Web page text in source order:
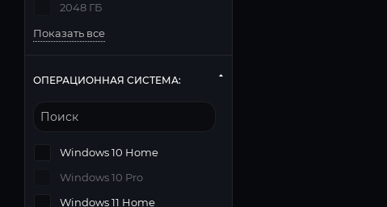
2048 ГБ
Показать все
ОПЕРАЦИОННАЯ СИСТЕМА:
Windows 10 Home
Windows 10 Pro
Windows 11 Home